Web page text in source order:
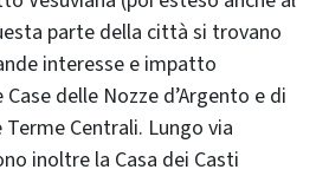
parte della città si trovano
interesse e impatto
delle Nozze d’Argento e di
Centrali. Lungo via
inoltre la Casa dei Casti